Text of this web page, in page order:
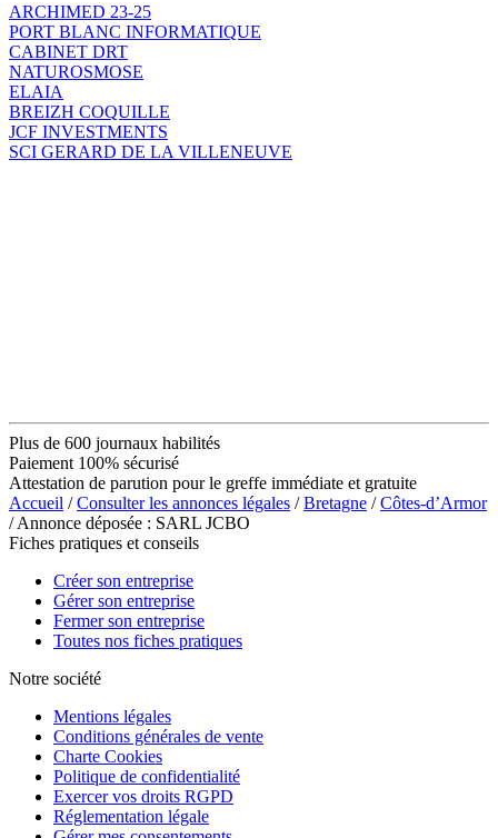
ARCHIMED 23-25
PORT BLANC INFORMATIQUE
CABINET DRT
NATUROSMOSE
ELAIA
BREIZH COQUILLE
JCF INVESTMENTS
SCI GERARD DE LA VILLENEUVE
Plus de 600 journaux habilités
Paiement 100% sécurisé
Attestation de parution pour le greffe immédiate et gratuite
Accueil /Consulter les annonces légales /Bretagne /Côtes-d’Armor
/ Annonce déposée : SARL JCBO
Fiches pratiques et conseils
Créer son entreprise
Gérer son entreprise
Fermer son entreprise
Toutes nos fiches pratiques
Notre société
Mentions légales
Conditions générales de vente
Charte Cookies
Politique de confidentialité
Exercer vos droits RGPD
Réglementation légale